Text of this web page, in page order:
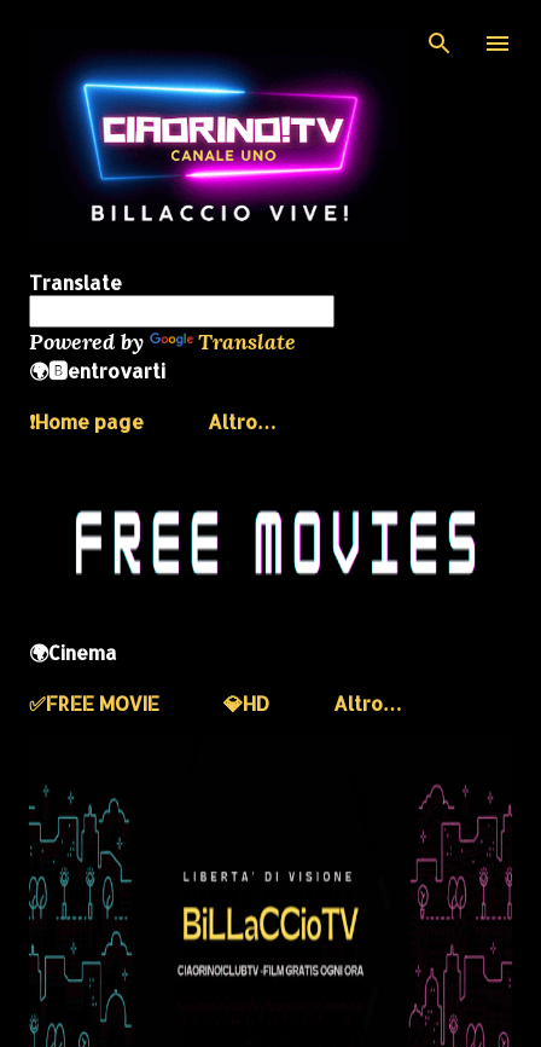
Translate
Powered by Translate
🌍🅱️entrovarti
❗️Home page
Altro…
🌍Cinema
✅️FREE MOVIE
💎HD Altro…